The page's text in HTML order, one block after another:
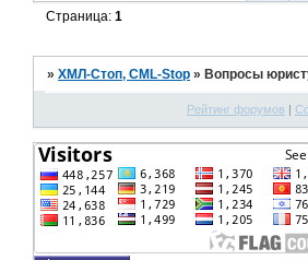
Страница:1
»ХМЛ-Стоп, CML-Stop » Вопросы
Рейтинг форумов |